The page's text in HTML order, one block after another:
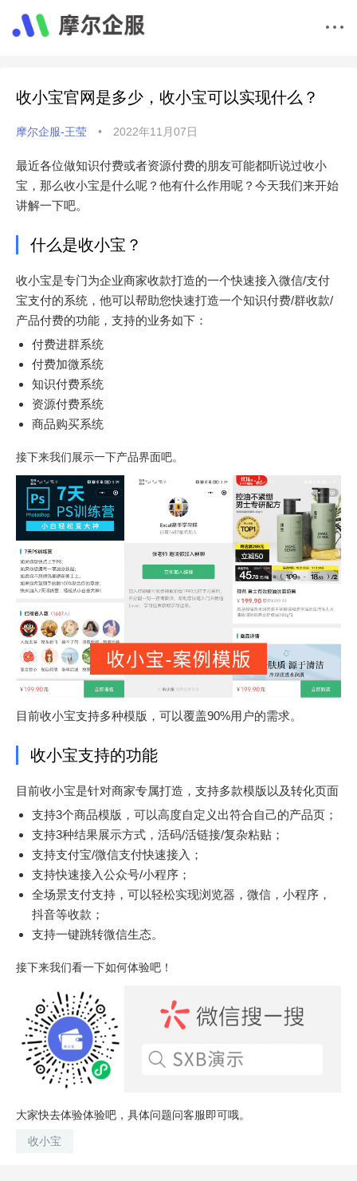
收小宝官网是多少，收小宝可以实现什么？
摩尔企服-王莹 • 2022年11月07日
最近各位做知识付费或者资源付费的朋友可能都听说过收小
宝，那么收小宝是什么呢？他有什么作用呢？今天我们来开始
讲解一下吧。
什么是收小宝？
收小宝是专门为企业商家收款打造的一个快速接入微信/支付
宝支付的系统，他可以帮助您快速打造一个知识付费/群收款/
产品付费的功能，支持的业务如下：
付费进群系统
付费加微系统
知识付费系统
资源付费系统
商品购买系统
接下来我们展示一下产品界面吧。
目前收小宝支持多种模版，可以覆盖90%用户的需求。
收小宝支持的功能
目前收小宝是针对商家专属打造，支持多款模版以及转化页面
支持3个商品模版，可以高度自定义出符合自己的产品页；
支持3种结果展示方式，活码/活链接/复杂粘贴；
支持支付宝/微信支付快速接入；
支持快速接入公众号/小程序；
全场景支付支持，可以轻松实现浏览器，微信，小程序，
抖音等收款；
支持一键跳转微信生态。
接下来我们看一下如何体验吧！
大家快去体验体验吧，具体问题问客服即可哦。
收小宝